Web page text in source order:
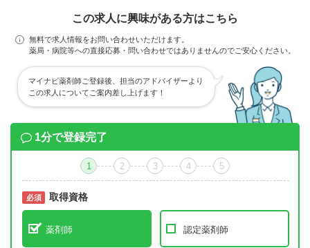
この求人に興味がある方はこちら
無料で求人情報をお問い合わせいただけます。
薬局・病院等への直接応募・問い合わせではありませんのでご安心ください。
マイナビ薬剤師ご登録後、担当のアドバイザーより
この求人についてご案内差し上げます！
1分で登録完了
1 2 3 4 5
必須 取得資格
薬剤師 認定薬剤師